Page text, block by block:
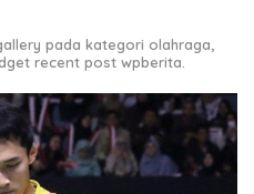
pada kategori olahraga,
recent post wpberita.